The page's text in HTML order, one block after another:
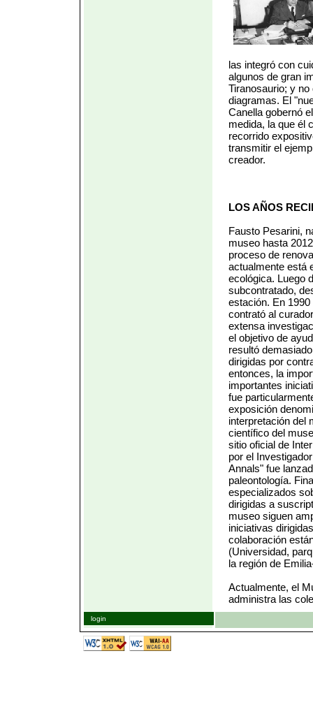
las integró con
algunos de gran
Tiranosaurio; y
diagramas. El
Canella gobernó
medida, la que él
recorrido
transmitir el
creador.
LOS AÑOS
Fausto Pesarini,
museo hasta
proceso de
actualmente está
ecológica. Luego
subcontratado,
estación. En
contrató al
extensa
el objetivo de
resultó
dirigidas por
entonces, la
importantes
fue
exposición
interpretación del
científico del
sitio oficial de
por el
Annals" fue
paleontología.
especializados
dirigidas a
museo siguen
iniciativas
colaboración
(Universidad,
la región de
Actualmente, el
administra las
login